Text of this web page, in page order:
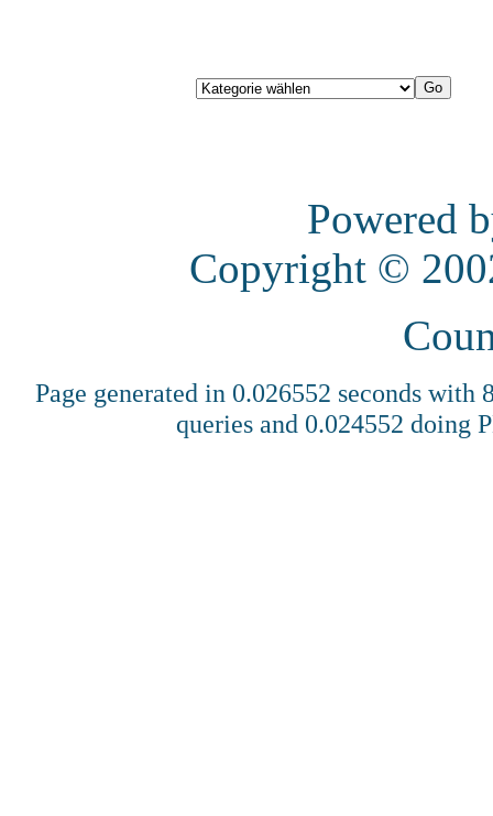
Powered
Copyright ©
Page generated in 0.026552 seconds
queries and 0.024552 doing